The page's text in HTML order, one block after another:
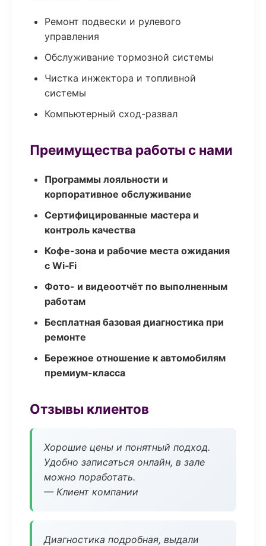
Ремонт подвески и рулевого
управления
Обслуживание тормозной системы
Чистка инжектора и топливной
системы
Компьютерный сход-развал
Преимущества работы с нами
Программы лояльности и
корпоративное обслуживание
Сертифицированные мастера и
контроль качества
Кофе-зона и рабочие места ожидания
с Wi‑Fi
Фото- и видеоотчёт по выполненным
работам
Бесплатная базовая диагностика при
ремонте
Бережное отношение к автомобилям
премиум-класса
Отзывы клиентов
Хорошие цены и понятный подход.
Удобно записаться онлайн, в зале
можно поработать.
— Клиент компании
Диагностика подробная, выдали